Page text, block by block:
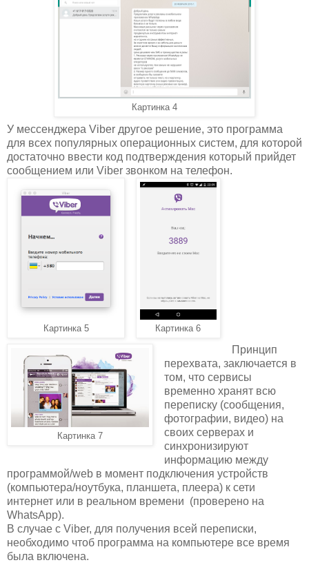
Картинка 4
У мессенджера Viber другое решение, это программа
для всех популярных операционных систем, для которой
достаточно ввести код подтверждения который прийдет
сообщением или Viber звонком на телефон.
Картинка 5 Картинка 6
Картинка 7
Принцип
перехвата, заключается в
том, что сервисы
временно хранят всю
переписку (сообщения,
фотографии, видео) на
своих серверах и
синхронизируют
информацию между
программой/web в момент подключения устройств
(компьютера/ноутбука, планшета, плеера) к сети
интернет или в реальном времени (проверено на
WhatsApp).
В случае с Viber, для получения всей переписки,
необходимо чтоб программа на компьютере все время
была включена.